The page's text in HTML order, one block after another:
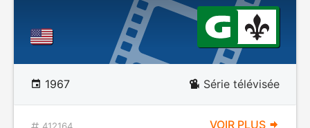
1967 Série télévisée
VOIR PLUS